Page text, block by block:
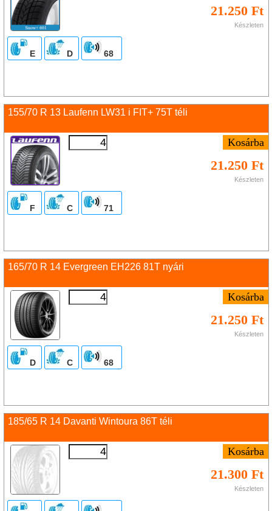
21.250 Ft
Készleten
E D 68
155/70 R 13 Laufenn LW31 i FIT+ 75T téli
21.250 Ft
Készleten
F C 71
165/70 R 14 Evergreen EH226 81T nyári
21.250 Ft
Készleten
D C 68
185/65 R 14 Davanti Wintoura 86T téli
21.300 Ft
Készleten